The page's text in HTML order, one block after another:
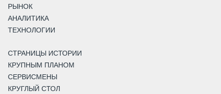
РЫНОК
АНАЛИТИКА
ТЕХНОЛОГИИ
СТРАНИЦЫ ИСТОРИИ
КРУПНЫМ ПЛАНОМ
СЕРВИСМЕНЫ
КРУГЛЫЙ СТОЛ